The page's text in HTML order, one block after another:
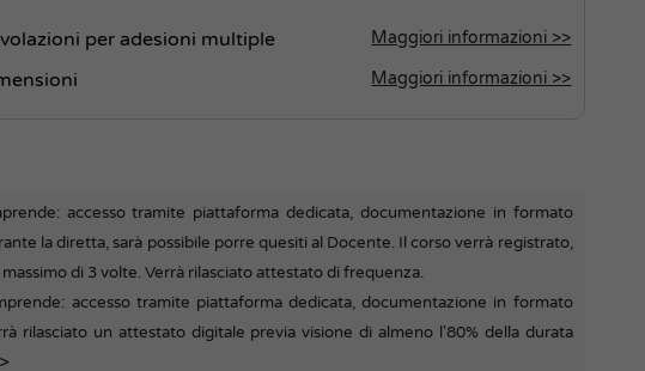
per adesioni multiple Maggiori informazioni >>
Maggiori informazioni >>
accesso tramite piattaforma dedicata, documentazione in formato
la diretta, sarà possibile porre quesiti al Docente. Il corso verrà registrato,
di 3 volte. Verrà rilasciato attestato di frequenza.
accesso tramite piattaforma dedicata, documentazione in formato
rilasciato un attestato digitale previa visione di almeno l'80% della durata